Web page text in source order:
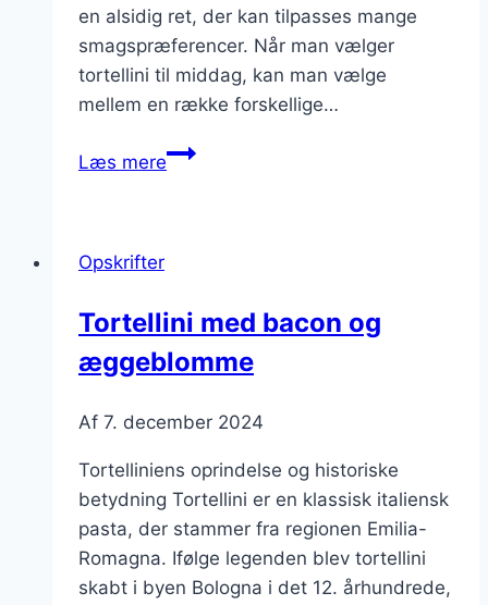
en alsidig ret, der kan tilpasses mange
smagspræferencer. Når man vælger
tortellini til middag, kan man vælge
mellem en række forskellige…
Læs mereTortellini
Opskrifter
Tortellini med bacon og
æggeblomme
Af 7. december 2024
Tortelliniens oprindelse og historiske
betydning Tortellini er en klassisk italiensk
pasta, der stammer fra regionen Emilia-
Romagna. Ifølge legenden blev tortellini
skabt i byen Bologna i det 12. århundrede,